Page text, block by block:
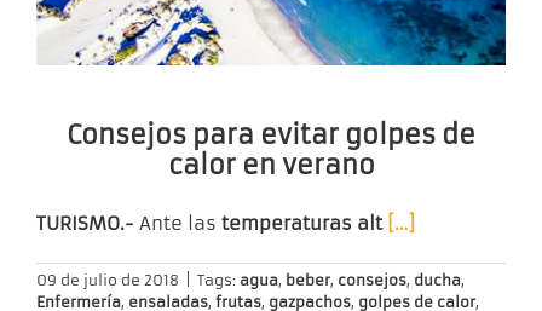
Consejos para evitar golpes de
calor en verano
TURISMO.- Ante las temperaturas alt […]
09 de julio de 2018 Tags: agua, beber, consejos, ducha,
Enfermería, ensaladas, frutas, gazpachos, golpes de calor,